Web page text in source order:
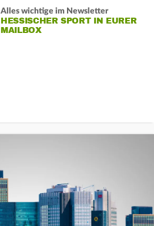
Alles wichtige im Newsletter
HESSISCHER SPORT IN EURER
MAILBOX